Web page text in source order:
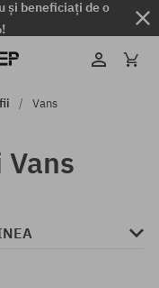
și beneficiați de o
Vans